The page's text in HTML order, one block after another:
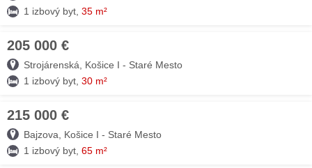
1 izbový byt, 35 m²
205 000 €
Strojárenská, Košice I - Staré Mesto
1 izbový byt, 30 m²
215 000 €
Bajzova, Košice I - Staré Mesto
1 izbový byt, 65 m²